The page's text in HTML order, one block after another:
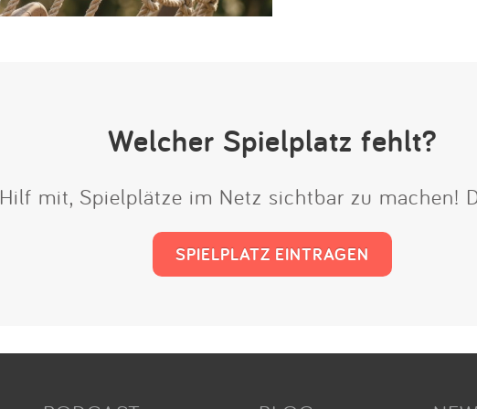
Welcher Spielplatz fehlt?
Hilf mit, Spielplätze im Netz sichtbar zu machen!
SPIELPLATZ EINTRAGEN